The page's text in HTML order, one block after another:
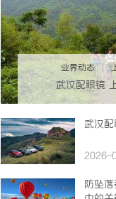
业界动态
武汉配眼镜
武汉
2026-
防坠